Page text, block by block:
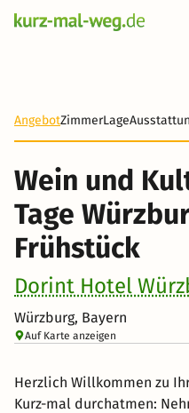
AngebotZimmerLage
Wein und
Tage
Frühstück
Dorint Hotel
Würzburg, Bayern
Auf Karte anzeigen
Herzlich Willkommen zu
Kurz-mal durchatmen: